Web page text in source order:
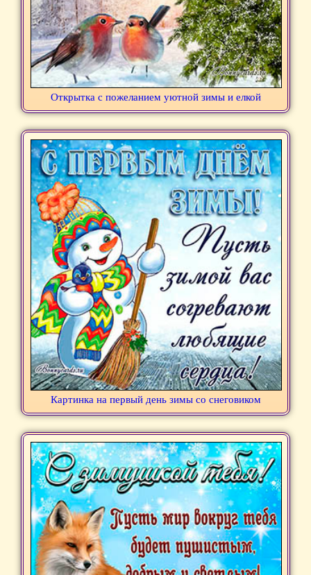
Открытка с пожеланием уютной зимы и елкой
Картинка на первый день зимы со снеговиком